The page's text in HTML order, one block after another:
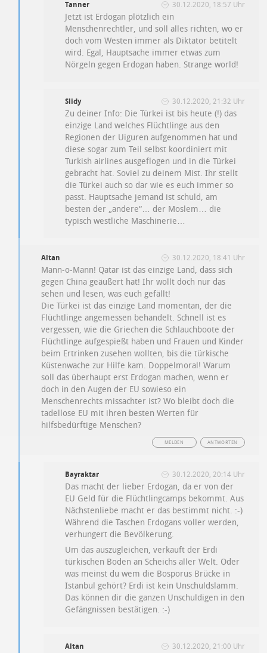
Tanner 30.12.2020, 18:57 Uhr
Jetzt ist Erdogan plötzlich ein
Menschenrechtler, und soll alles richten, wo er
doch vom Westen immer als Diktator betitelt
wird. Egal, Hauptsache immer etwas zum
Nörgeln gegen Erdogan haben. Strange world!
Slidy 30.12.2020, 21:32 Uhr
Zu deiner Info: Die Türkei ist bis heute (!) das
einzige Land welches Flüchtlinge aus den
Regionen der Uiguren aufgenommen hat und
diese sogar zum Teil selbst koordiniert mit
Turkish airlines ausgeflogen und in die Türkei
gebracht hat. Soviel zu deinem Mist. Ihr stellt
die Türkei auch so dar wie es euch immer so
passt. Hauptsache jemand ist schuld, am
besten der „andere“… der Moslem… die
typisch westliche Maschinerie…
Altan 30.12.2020, 18:41 Uhr
Mann-o-Mann! Qatar ist das einzige Land, dass sich
gegen China geäußert hat! Ihr wollt doch nur das
sehen und lesen, was euch gefällt!
Die Türkei ist das einzige Land momentan, der die
Flüchtlinge angemessen behandelt. Schnell ist es
vergessen, wie die Griechen die Schlauchboote der
Flüchtlinge aufgespießt haben und Frauen und Kinder
beim Ertrinken zusehen wollten, bis die türkische
Küstenwache zur Hilfe kam. Doppelmoral! Warum
soll das überhaupt erst Erdogan machen, wenn er
doch in den Augen der EU sowieso ein
Menschenrechts missachter ist? Wo bleibt doch die
tadellose EU mit ihren besten Werten für
hilfsbedürftige Menschen?
ANTWORTEN
MELDEN
Bayraktar 30.12.2020, 20:14 Uhr
Das macht der lieber Erdogan, da er von der
EU Geld für die Flüchtlingcamps bekommt. Aus
Nächstenliebe macht er das bestimmt nicht. :-)
Während die Taschen Erdogans voller werden,
verhungert die Bevölkerung.
Um das auszugleichen, verkauft der Erdi
türkischen Boden an Scheichs aller Welt. Oder
was meinst du wem die Bosporus Brücke in
Istanbul gehört? Erdi ist kein Unschuldslamm.
Das können dir die ganzen Unschuldigen in den
Gefängnissen bestätigen. :-)
Altan 30.12.2020, 21:00 Uhr